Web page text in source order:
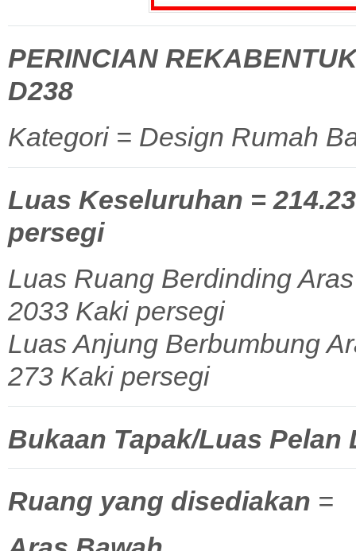
PERINCIAN
D238
Kategori = Design Rumah
Luas Keseluruhan =
persegi
Luas Ruang Berdinding
2033 Kaki persegi
Luas Anjung Berbumbung
273 Kaki persegi
Bukaan Tapak/Luas Pelan
Ruang yang disediakan =